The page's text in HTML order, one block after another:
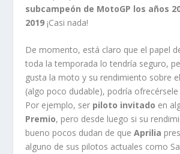
subcampeón de MotoGP los años
2019 ¡Casi nada!
De momento, está claro que el papel
toda la temporada lo tendría seguro,
gusta la moto y su rendimiento sobre
(algo poco dudable), podría
Por ejemplo, ser piloto invitado en
Premio, pero desde luego si su
bueno pocos dudan de que Aprilia
alguno de sus pilotos actuales como